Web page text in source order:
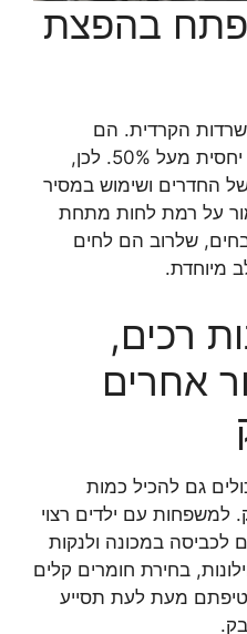
בהפצת
הקרדית. הם
משגשגים בתנאים של לחות יחסית מעל 50%. לכן,
של החדרים ושימוש במסיר
על רמת לחות מתחת
שלרוב הם לחים
מיוחדת.
רכים,
אחרים
גם להכיל כמות
עם ילדים רצוי
לכביסה במכונה ולנקות
בחירת חומרים קלים
מעת לעת תסייע